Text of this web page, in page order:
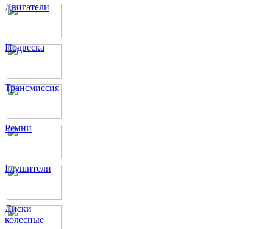
Двигатели
Подвеска
Трансмиссия
Ремни
Глушители
Диски
колесные